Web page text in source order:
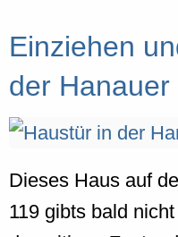
Einziehen
der Hanauer
Dieses Haus auf
119 gibts bald